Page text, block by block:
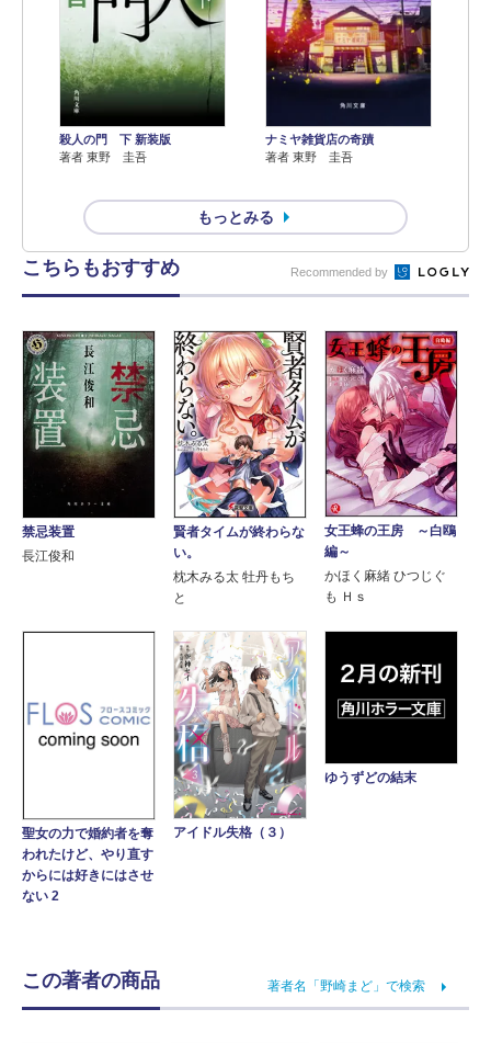
殺人の門 下 新装版
著者 東野 圭吾
ナミヤ雑貨店の奇蹟
著者 東野 圭吾
もっとみる
こちらもおすすめ Recommended by
禁忌装置
長江俊和
賢者タイムが終わらな
い。
枕木みる太 牡丹もち
と
女王蜂の王房 ～白鴎
編～
かほく麻緒 ひつじぐ
も Ｈｓ
聖女の力で婚約者を奪
われたけど、やり直す
からには好きにはさせ
ない 2
アイドル失格（３）
ゆうずどの結末
この著者の商品 著者名「野崎まど」で検索